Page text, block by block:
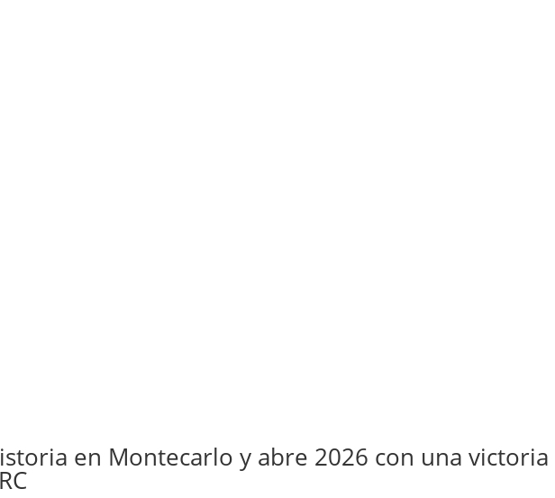
en Montecarlo y abre 2026 con una victoria